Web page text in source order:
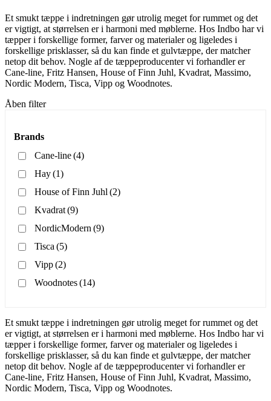
Et smukt tæppe i indretningen gør utrolig meget for rummet og det
er vigtigt, at størrelsen er i harmoni med møblerne. Hos Indbo har vi
tæpper i forskellige former, farver og materialer og ligeledes i
forskellige prisklasser, så du kan finde et gulvtæppe, der matcher
netop dit behov. Nogle af de tæppeproducenter vi forhandler er
Cane-line, Fritz Hansen, House of Finn Juhl, Kvadrat, Massimo,
Nordic Modern, Tisca, Vipp og Woodnotes.
Åben filter
Brands
Cane-line(4)
Hay(1)
House of Finn Juhl (2)
Kvadrat(9)
NordicModern (9)
Tisca (5)
Vipp(2)
Woodnotes(14)
Et smukt tæppe i indretningen gør utrolig meget for rummet og det
er vigtigt, at størrelsen er i harmoni med møblerne. Hos Indbo har vi
tæpper i forskellige former, farver og materialer og ligeledes i
forskellige prisklasser, så du kan finde et gulvtæppe, der matcher
netop dit behov. Nogle af de tæppeproducenter vi forhandler er
Cane-line, Fritz Hansen, House of Finn Juhl, Kvadrat, Massimo,
Nordic Modern, Tisca, Vipp og Woodnotes.